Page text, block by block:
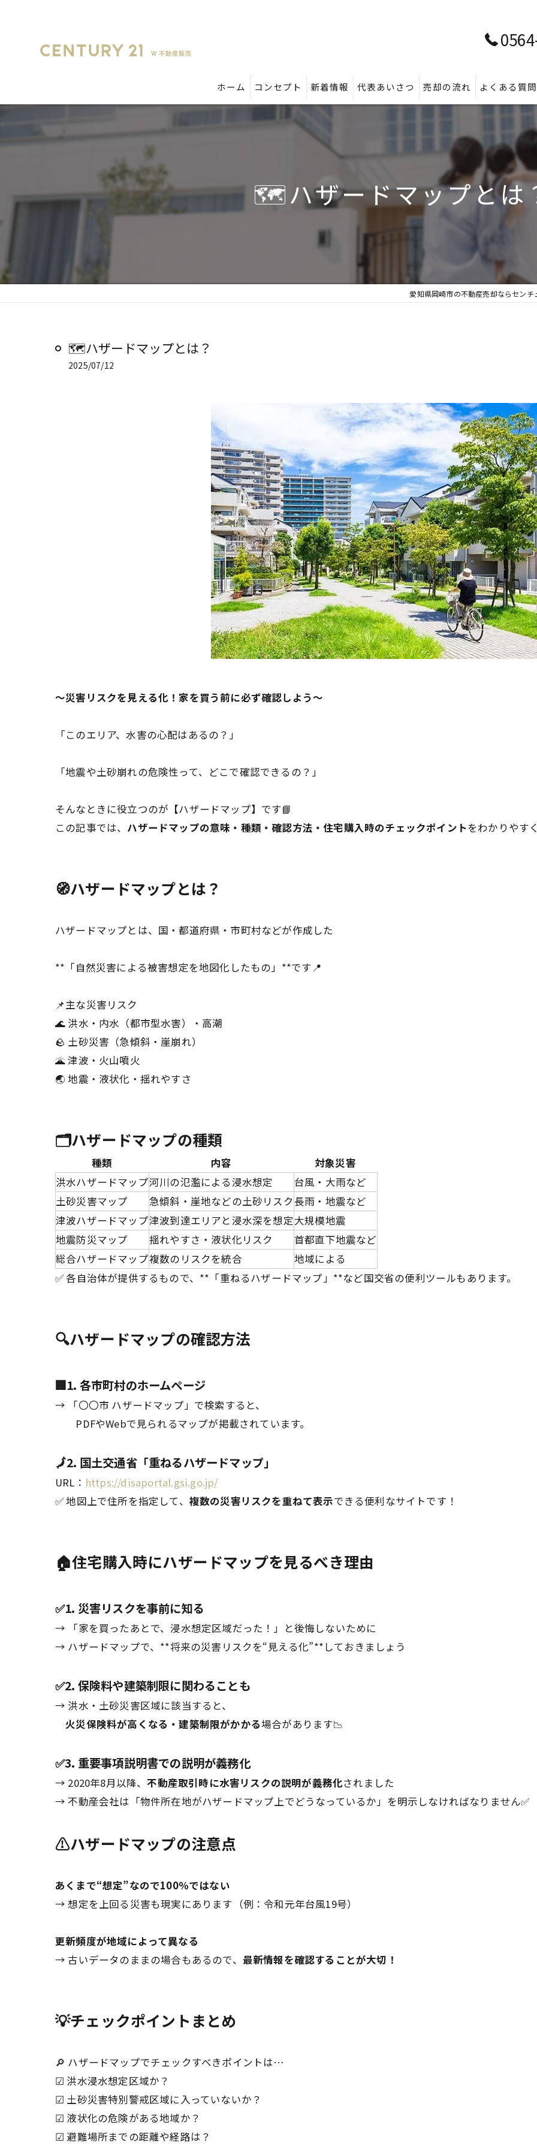
ホーム コンセプト 新着情報 代表あいさつ 売却の流れ よくある質問
🗺️ハザードマップとは
愛知県岡崎市の不動産売却ならセン
🗺️ハザードマップとは？
2025/07/12
～災害リスクを見える化！家を買う前に必ず確認しよう～
「このエリア、水害の心配はあるの？」
「地震や土砂崩れの危険性って、どこで確認できるの？」
そんなときに役立つのが【ハザードマップ】です📘
この記事では、 ハザードマップの意味・種類・確認方法・住宅購入時のチェックポイントをわかりやす
🧭ハザードマップとは？
ハザードマップとは、国・都道府県・市町村などが作成した
**「自然災害による被害想定を地図化したもの」**です📍
📌主な災害リスク
🌊 洪水・内水（都市型水害）・高潮
🪨 土砂災害（急傾斜・崖崩れ）
🌋 津波・火山噴火
🌏 地震・液状化・揺れやすさ
🗂️ハザードマップの種類
種類 内容
対象災害
洪水ハザードマップ河川の氾濫による浸水想定
台風・大雨など
土砂災害マップ
急傾斜・崖地などの土砂リスク長雨・地震など
津波ハザードマップ津波到達エリアと浸水深を想定大規模地震
地震防災マップ
揺れやすさ・液状化リスク
首都直下地震など
総合ハザードマップ複数のリスクを統合
地域による
✅ 各自治体が提供するもので、**「重ねるハザードマップ」**など国交省の便利ツールもあります。
🔍ハザードマップの確認方法
🏢1. 各市町村のホームページ
→ 「〇〇市 ハザードマップ」で検索すると、
PDFやWebで見られるマップが掲載されています。
🗾2. 国土交通省「重ねるハザードマップ」
URL： https://disaportal.gsi.go.jp/
✅ 地図上で住所を指定して、 複数の災害リスクを重ねて表示できる便利なサイトです！
🏠住宅購入時にハザードマップを見るべき理由
✅1. 災害リスクを事前に知る
→ 「家を買ったあとで、浸水想定区域だった！」と後悔しないために
→ ハザードマップで、**将来の災害リスクを“見える化”**しておきましょう
✅2. 保険料や建築制限に関わることも
→ 洪水・土砂災害区域に該当すると、
火災保険料が高くなる・建築制限がかかる場合があります📉
✅3. 重要事項説明書での説明が義務化
→ 2020年8月以降、不動産取引時に水害リスクの説明が義務化されました
→ 不動産会社は「物件所在地がハザードマップ上でどうなっているか」を明示しなければなりません✅
⚠️ハザードマップの注意点
あくまで“想定”なので100％ではない
→ 想定を上回る災害も現実にあります（例：令和元年台風19号）
更新頻度が地域によって異なる
→ 古いデータのままの場合もあるので、 最新情報を確認することが大切！
💡チェックポイントまとめ
🔎 ハザードマップでチェックすべきポイントは…
☑ 洪水浸水想定区域か？
☑ 土砂災害特別警戒区域に入っていないか？
☑ 液状化の危険がある地域か？
☑ 避難場所までの距離や経路は？